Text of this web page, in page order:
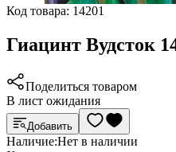
Код товара: 14201
Гиацинт Вудсток
Поделиться товаром
В лист ожидания
Добавить
Наличие:Нет в наличии